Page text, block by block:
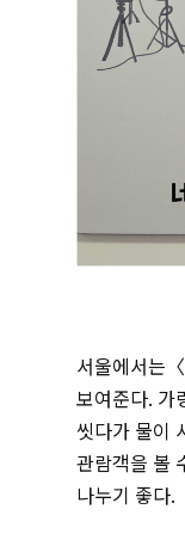
서울에서는
보여준다. 가
씻다가 물이
관람객을 볼
나누기 좋다.